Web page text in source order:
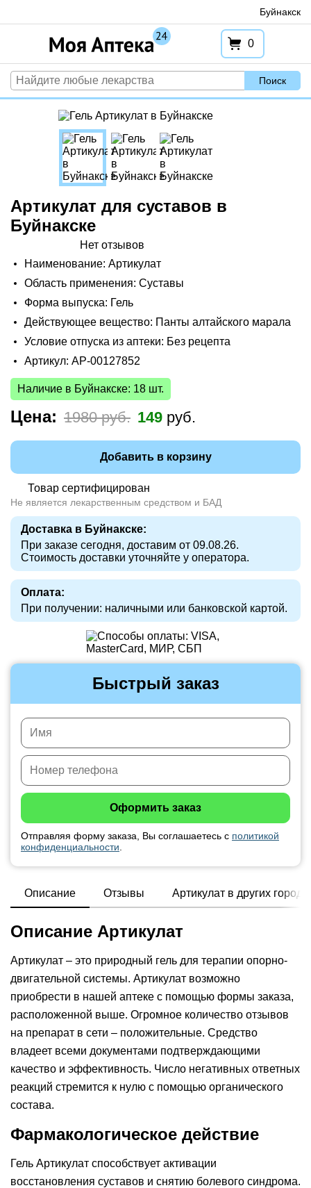
Буйнакск
0
Поиск
Артикулат для суставов в
Буйнакске
Нет отзывов
Наименование: Артикулат
Область применения: Суставы
Форма выпуска: Гель
Действующее вещество: Панты алтайского марала
Условие отпуска из аптеки: Без рецепта
Артикул: AP-00127852
Наличие в Буйнакске: 18 шт.
Цена: 1980 руб. 149 руб.
Товар сертифицирован
Не является лекарственным средством и БАД
Доставка в Буйнакске:
При заказе сегодня, доставим от 09.08.26.
Стоимость доставки уточняйте у оператора.
Оплата:
При получении: наличными или банковской картой.
Добавить в корзину
Быстрый заказ
Отправляя форму заказа, Вы соглашаетесь с политикой
конфиденциальности
Описание Отзывы Артикулат в других
Описание Артикулат
Артикулат – это природный гель для терапии опорно-
двигательной системы. Артикулат возможно
приобрести в нашей аптеке c помощью формы заказа,
расположенной выше. Огромное количество отзывов
на препарат в сети – положительные. Средство
владеет всеми документами подтверждающими
качество и эффективность. Число негативных ответных
реакций стремится к нулю с помощью органического
состава.
Фармакологическое действие
Гель Артикулат способствует активации
восстановления суставов и снятию болевого синдрома.